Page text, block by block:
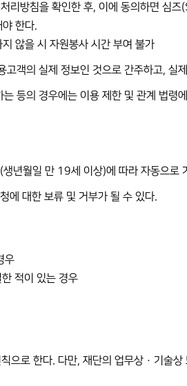
리방침을 확인한 후, 이에 동의하면 심
한다.
않을 시 자원봉사 시간 부여 불가
객의 실제 정보인 것으로 간주하고,
등의 경우에는 이용 제한 및 관계 법령
년월일 만 19세 이상)에 따라 자동으로
에 대한 보류 및 거부가 될 수 있다.
우
적이 있는 경우
로 한다. 다만, 재단의 업무상 · 기술